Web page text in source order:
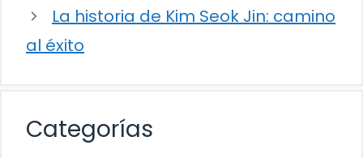
La historia de Kim Seok Jin: camino
al éxito
Categorías